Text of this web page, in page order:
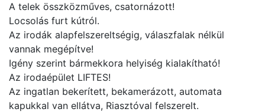
A telek összközműves, csatornázott!
Locsolás furt kútról.
Az irodák alapfelszereltségig, válaszfalak nélkül
vannak megépítve!
Igény szerint bármekkora helyiség kialakítható!
Az irodaépület LIFTES!
Az ingatlan bekerített, bekamerázott, automata
kapukkal van ellátva, Riasztóval felszerelt.